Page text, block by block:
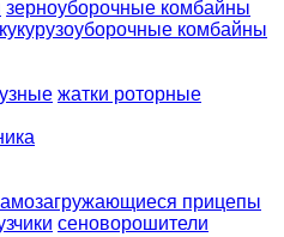
зерноуборочные комбайны
кукурузоуборочные комбайны
жатки роторные
прицепы
сеноворошители